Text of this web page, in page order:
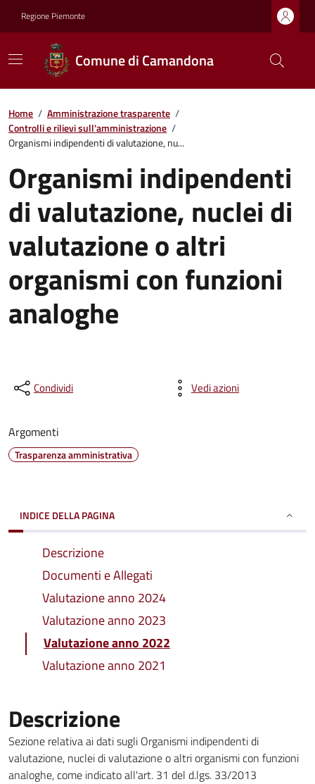
Regione Piemonte
Comune di Camandona
Home / Amministrazione trasparente /
Controlli e rilievi sull'amministrazione /
Organismi indipendenti di valutazione, nu...
Organismi indipendenti
di valutazione, nuclei di
valutazione o altri
organismi con funzioni
analoghe
Condividi Vedi azioni
Argomenti
Trasparenza amministrativa
INDICE DELLA PAGINA
Descrizione
Documenti e Allegati
Valutazione anno 2024
Valutazione anno 2023
Valutazione anno 2022
Valutazione anno 2021
Descrizione
Sezione relativa ai dati sugli Organismi indipendenti di
valutazione, nuclei di valutazione o altri organismi con funzioni
analoghe, come indicato all'art. 31 del d.lgs. 33/2013